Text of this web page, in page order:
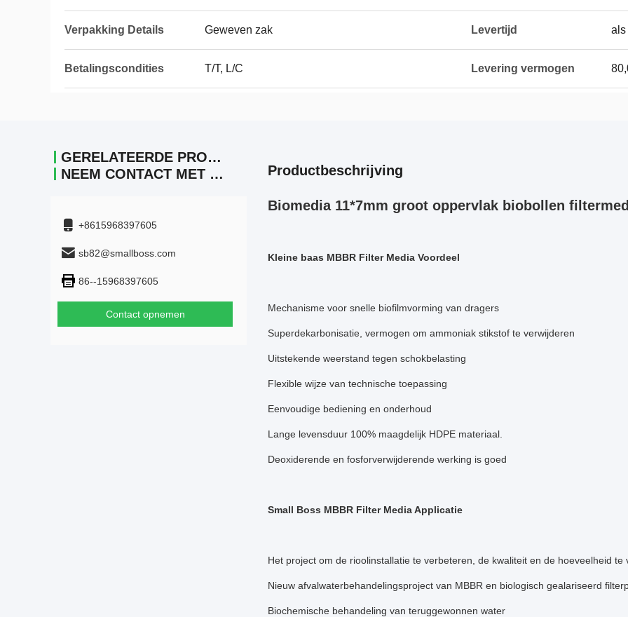
Verpakking Details Geweven zak Levertijd als
Betalingscondities T/T, L/C Levering vermogen
GERELATEERDE PRODUCTEN
NEEM CONTACT MET ONS OP.
+8615968397605
sb82@smallboss.com
86--15968397605
Contact opnemen
Productbeschrijving
Biomedia 11*7mm groot oppervlak biobollen
Kleine baas MBBR Filter Media Voordeel
Mechanisme voor snelle biofilmvorming van dragers
Superdekarbonisatie, vermogen om ammoniak stikstof te verwijderen
Uitstekende weerstand tegen schokbelasting
Flexible wijze van technische toepassing
Eenvoudige bediening en onderhoud
Lange levensduur 100% maagdelijk HDPE materiaal.
Deoxiderende en fosforverwijderende werking is goed
Small Boss MBBR Filter Media Applicatie
Het project om de rioolinstallatie te verbeteren, de kwaliteit en de hoeveelheid te
Nieuw afvalwaterbehandelingsproject van MBBR en biologisch gealariseerd
Biochemische behandeling van teruggewonnen water